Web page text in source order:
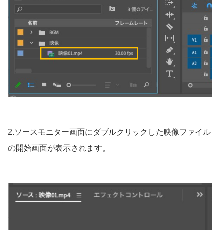
2.ソースモニター画面にダブルクリックした映像ファイル
の開始画面が表示されます。